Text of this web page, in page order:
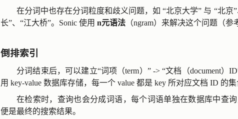
在分词中也存在分词粒度和歧义问题，如 “北京大学” 与 “北京
长”、“江大桥”。Sonic 使用 n元语法（ngram）来解决这个问题（参
倒排索引
分词结束后，可以建立“词项（term）” -> “文档（document）
用 key-value 数据库存储，每一个 value 都是 key 所对应文档 ID 的集
在检索时，查询也会分成词语，每个词语单独在数据库中查
便是最终的搜索结果。